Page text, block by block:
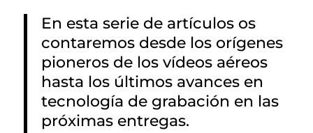
En esta serie de artículos os
contaremos desde los orígenes
pioneros de los vídeos aéreos
hasta los últimos avances en
tecnología de grabación en las
próximas entregas.